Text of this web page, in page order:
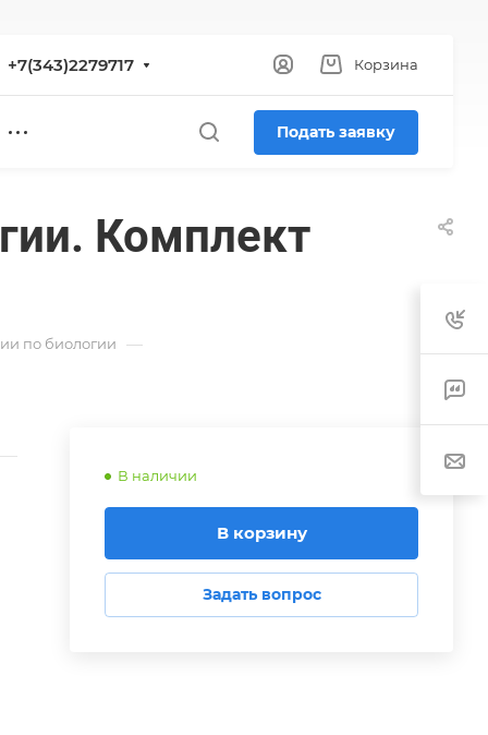
+7(343)2279717 Корзина
Подать заявку
Комплект
по биологии —
В наличии
В корзину
Задать вопрос